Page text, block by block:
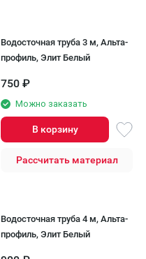
Водосточная труба 3 м, Альта-
профиль, Элит Белый
750 ₽
Можно заказать
В корзину
Рассчитать материал
Водосточная труба 4 м, Альта-
профиль, Элит Белый